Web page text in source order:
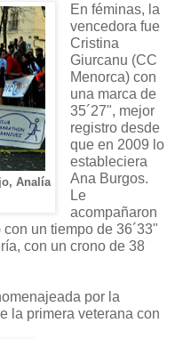
Analía
En féminas, la
vencedora fue
Cristina
Giurcanu (CC
Menorca) con
una marca de
35´27", mejor
registro desde
que en 2009 lo
estableciera
Ana Burgos.
Le
acompañaron
un tiempo de 36´33"
con un crono de 38
por la
la primera veterana con